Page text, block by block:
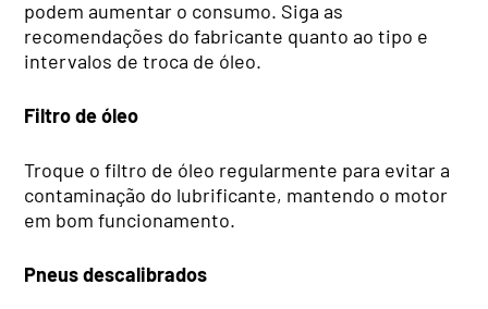
podem aumentar o consumo. Siga as
recomendações do fabricante quanto ao tipo e
intervalos de troca de óleo.
Filtro de óleo
Troque o filtro de óleo regularmente para evitar a
contaminação do lubrificante, mantendo o motor
em bom funcionamento.
Pneus descalibrados